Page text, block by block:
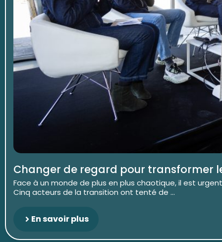
Changer de regard pour transformer
Face à un monde de plus en plus chaotique, il est
Cinq acteurs de la transition ont tenté de ...
En savoir plus